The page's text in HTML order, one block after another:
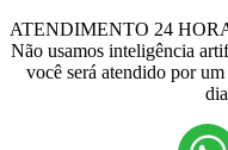
ATENDIMENTO 24
Não usamos inteligência
você será atendido por